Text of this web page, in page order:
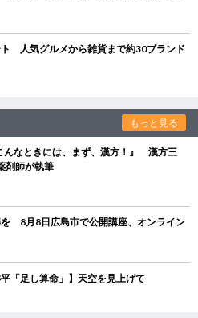
人気グルメから雑貨まで約30ブランド
もっと見る
んなときには、まず、漢方！』 漢方三
剤師が執筆
8月8日広島市で公開講座、オンライン
「足し算命」】天空を見上げて